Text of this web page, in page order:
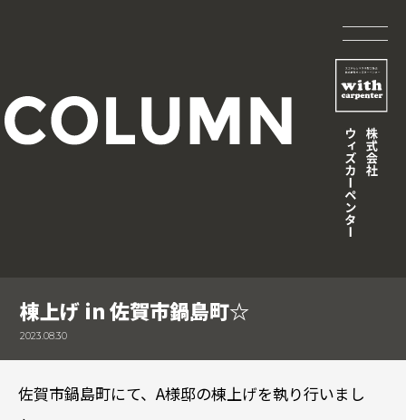
棟上げ in 佐賀市鍋島町☆
2023.08.30
佐賀市鍋島町にて、A様邸の棟上げを執り行いまし